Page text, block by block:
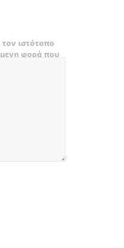
ιστότοπο
φορά που